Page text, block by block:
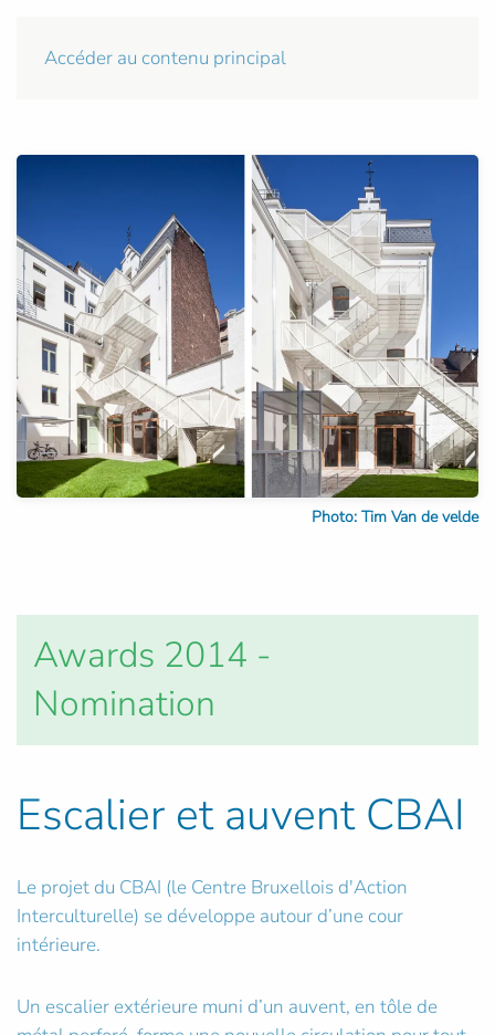
Accéder au contenu principal
Photo: Tim Van de velde
Awards 2014 -
Nomination
Escalier et auvent CBAI
Le projet du CBAI (le Centre Bruxellois d'Action
Interculturelle) se développe autour d’une cour
intérieure.
Un escalier extérieure muni d’un auvent, en tôle de